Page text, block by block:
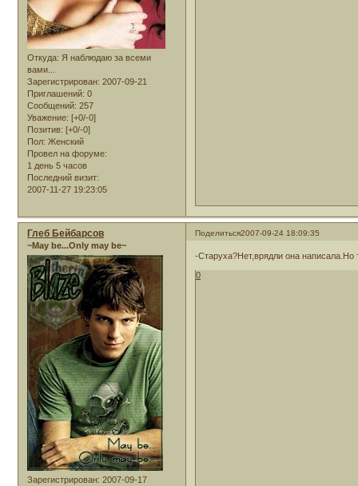
Откуда: Я наблюдаю за всеми
вами...
Зарегистрирован: 2007-09-21
Приглашений: 0
Сообщений: 257
Уважение: [+0/-0]
Позитив: [+0/-0]
Пол: Женский
Провел на форуме:
1 день 5 часов
Последний визит:
2007-11-27 19:23:05
Поделиться2007-09-24 18:09:35
Глеб Бейбарсов
~May be...Only may be~
Зарегистрирован: 2007-09-17
-Старуха?Нет,врядли она написала.Но
0